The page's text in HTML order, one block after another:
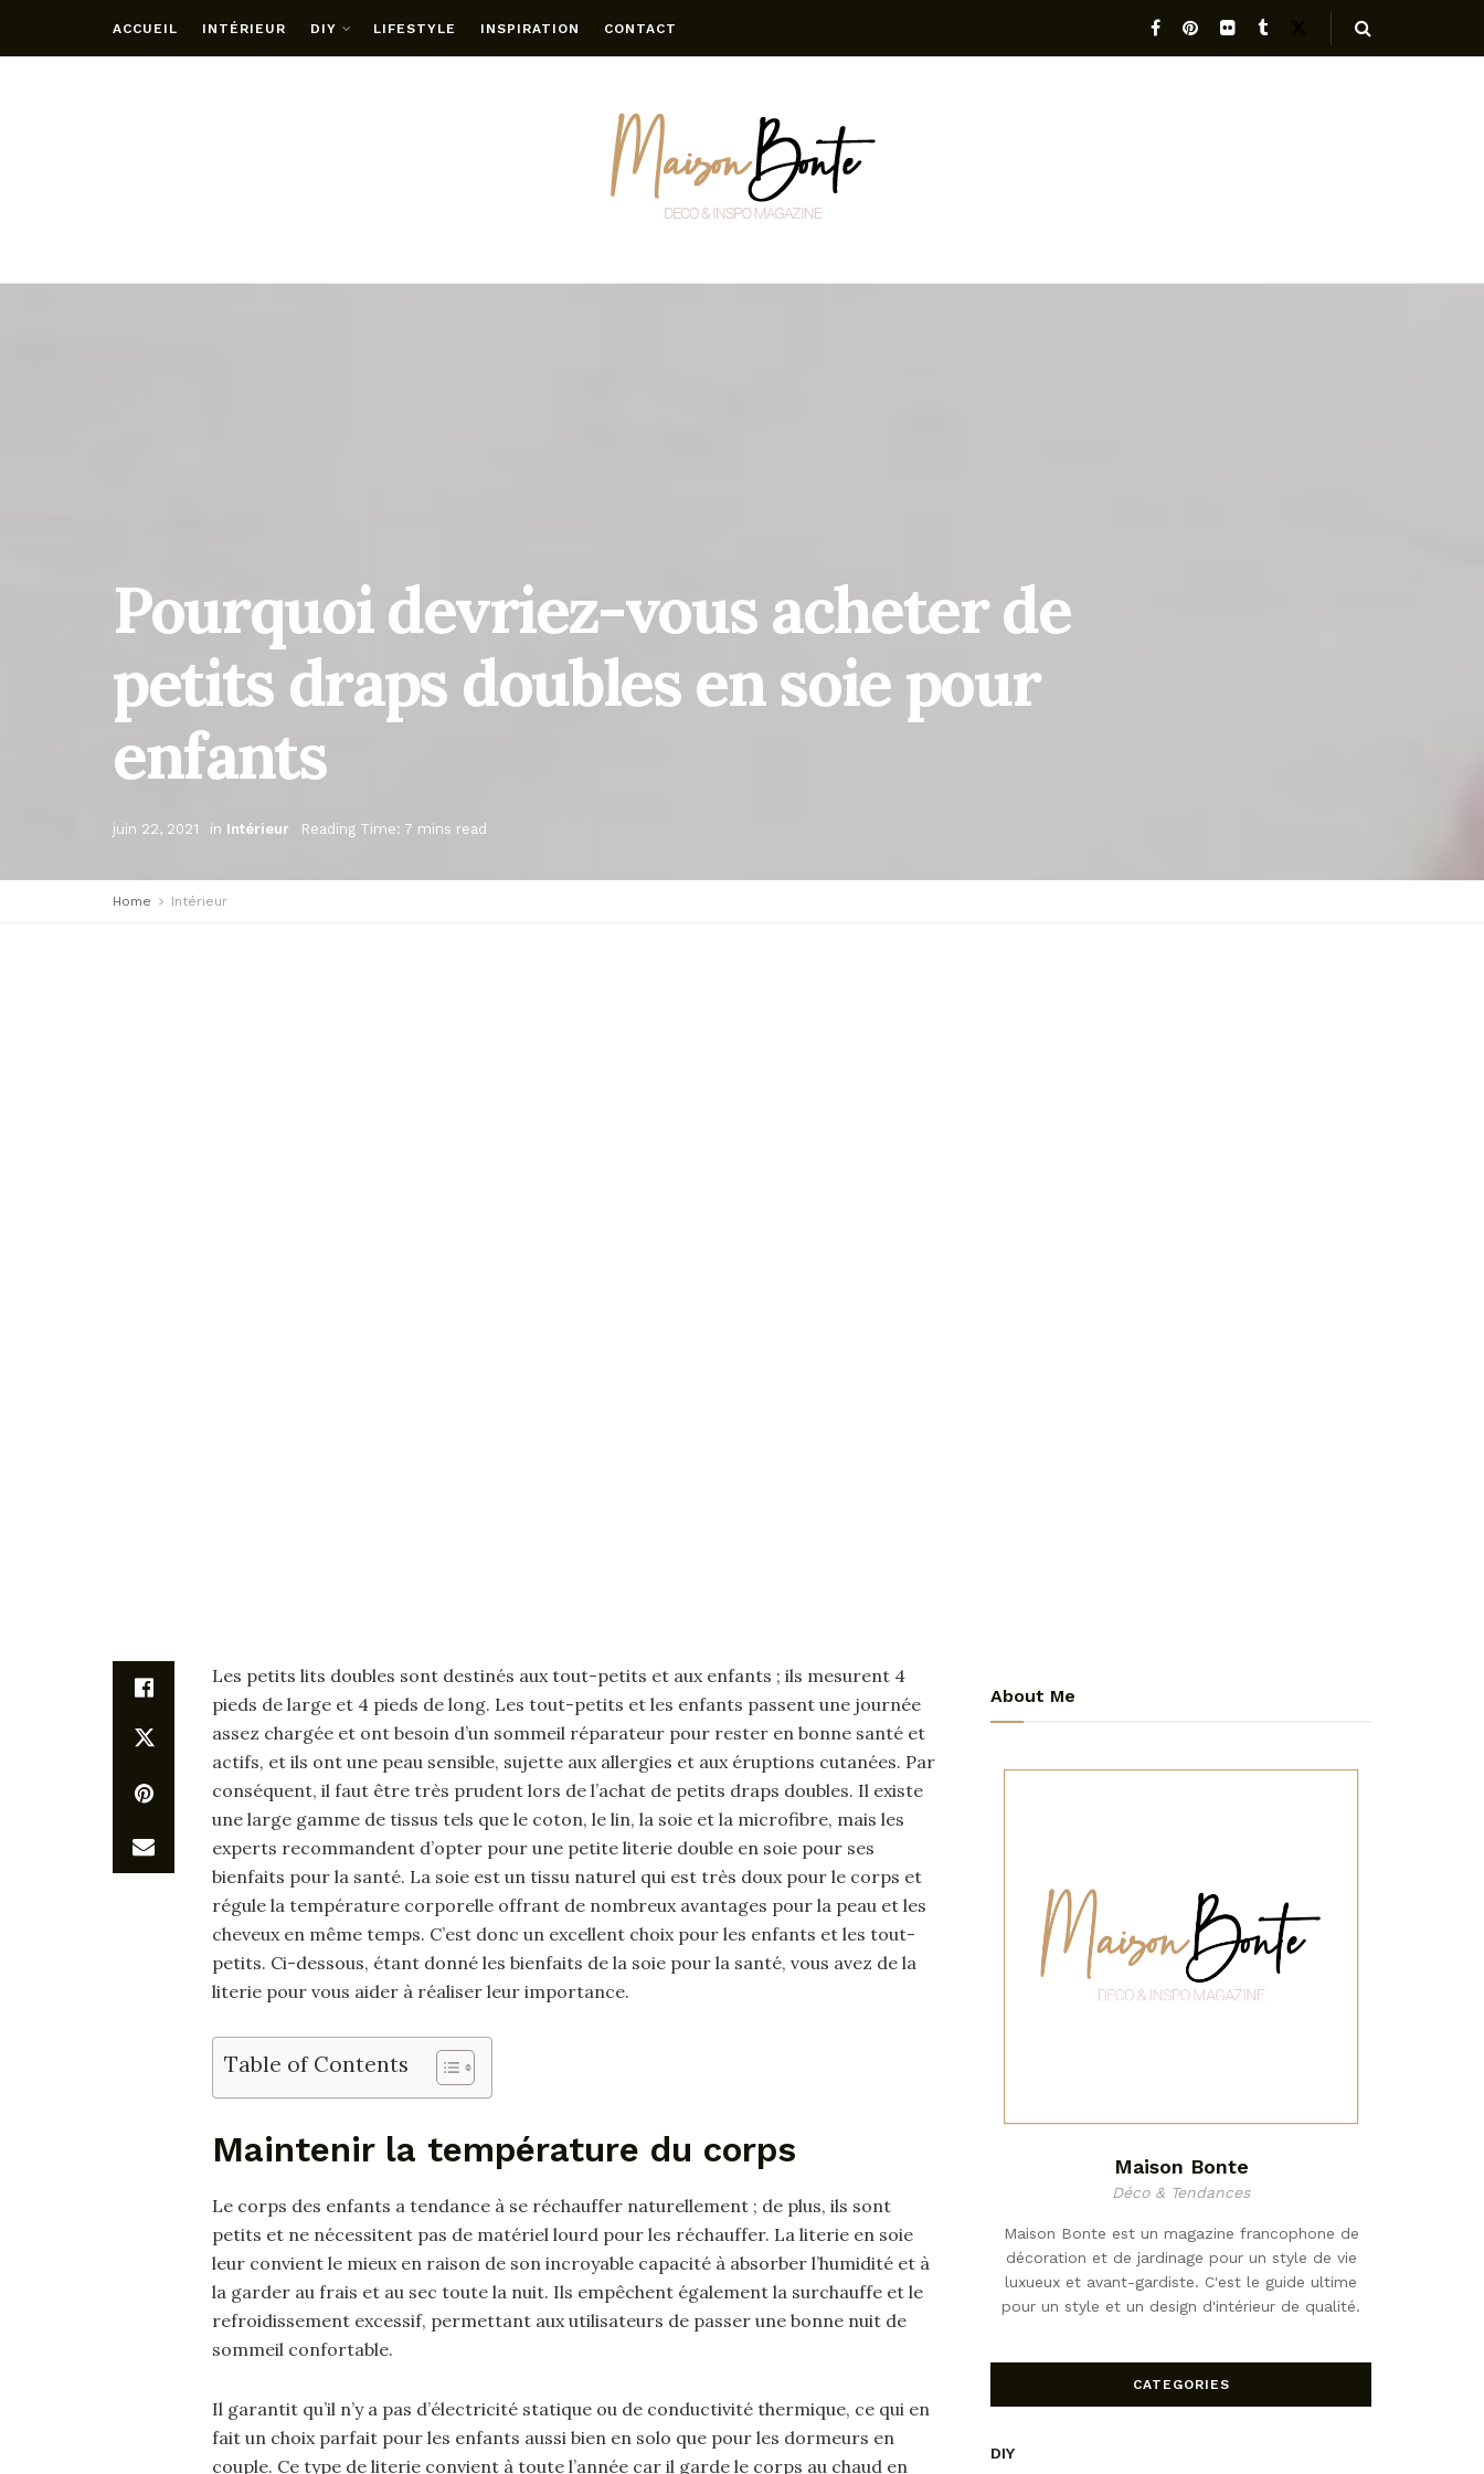
ACCUEIL INTÉRIEUR DIY LIFESTYLE INSPIRATION CONTACT
Pourquoi devriez-vous acheter de
petits draps doubles en soie pour
enfants
juin 22, 2021 in Intérieur Reading Time: 7 mins read
Home Intérieur
Les petits lits doubles sont destinés aux tout-petits et aux enfants ; ils mesurent 4
pieds de large et 4 pieds de long. Les tout-petits et les enfants passent une journée
assez chargée et ont besoin d’un sommeil réparateur pour rester en bonne santé et
actifs, et ils ont une peau sensible, sujette aux allergies et aux éruptions cutanées. Par
conséquent, il faut être très prudent lors de l’achat de petits draps doubles. Il existe
une large gamme de tissus tels que le coton, le lin, la soie et la microfibre, mais les
experts recommandent d’opter pour une petite literie double en soie pour ses
bienfaits pour la santé. La soie est un tissu naturel qui est très doux pour le corps et
régule la température corporelle offrant de nombreux avantages pour la peau et les
cheveux en même temps. C’est donc un excellent choix pour les enfants et les tout-
petits. Ci-dessous, étant donné les bienfaits de la soie pour la santé, vous avez de la
literie pour vous aider à réaliser leur importance.
Table of Contents
Maintenir la température du corps
Le corps des enfants a tendance à se réchauffer naturellement ; de plus, ils sont
petits et ne nécessitent pas de matériel lourd pour les réchauffer. La literie en soie
leur convient le mieux en raison de son incroyable capacité à absorber l’humidité et à
la garder au frais et au sec toute la nuit. Ils empêchent également la surchauffe et le
refroidissement excessif, permettant aux utilisateurs de passer une bonne nuit de
sommeil confortable.
Il garantit qu’il n’y a pas d’électricité statique ou de conductivité thermique, ce qui en
fait un choix parfait pour les enfants aussi bien en solo que pour les dormeurs en
couple. Ce type de literie convient à toute l’année car il garde le corps au chaud en
About Me
Maison Bonte
Déco & Tendances
Maison Bonte est un magazine francophone de
décoration et de jardinage pour un style de vie
luxueux et avant-gardiste. C'est le guide ultime
pour un style et un design d'intérieur de qualité.
CATEGORIES
DIY